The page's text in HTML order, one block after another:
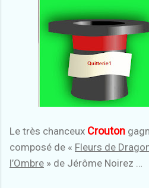
Le très chanceux Crouton
composé de « Fleurs de
l’Ombre » de Jérôme Noirez …